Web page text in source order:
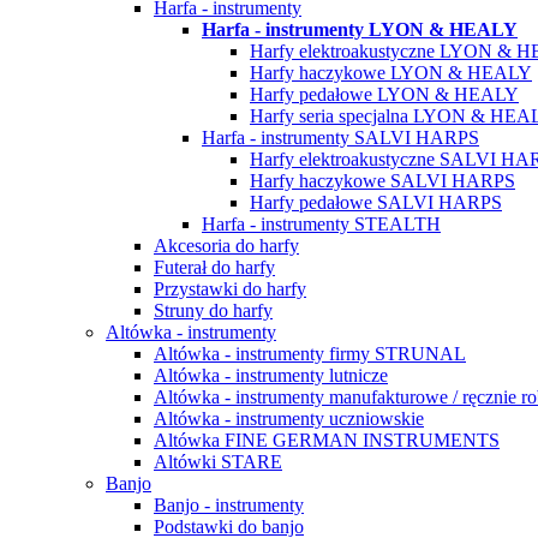
Harfa - instrumenty
Harfa - instrumenty LYON & HEALY
Harfy elektroakustyczne LYON &
Harfy haczykowe LYON & HEALY
Harfy pedałowe LYON & HEALY
Harfy seria specjalna LYON &
Harfa - instrumenty SALVI HARPS
Harfy elektroakustyczne SALVI
Harfy haczykowe SALVI HARPS
Harfy pedałowe SALVI HARPS
Harfa - instrumenty STEALTH
Akcesoria do harfy
Futerał do harfy
Przystawki do harfy
Struny do harfy
Altówka - instrumenty
Altówka - instrumenty firmy STRUNAL
Altówka - instrumenty lutnicze
Altówka - instrumenty manufakturowe / ręcznie
Altówka - instrumenty uczniowskie
Altówka FINE GERMAN INSTRUMENTS
Altówki STARE
Banjo
Banjo - instrumenty
Podstawki do banjo